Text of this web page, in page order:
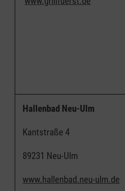
Hallenbad Neu-Ulm
Kantstraße 4
89231 Neu-Ulm
www.hallenbad.neu-ulm.de